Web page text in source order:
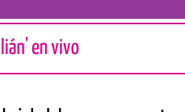
en vivo